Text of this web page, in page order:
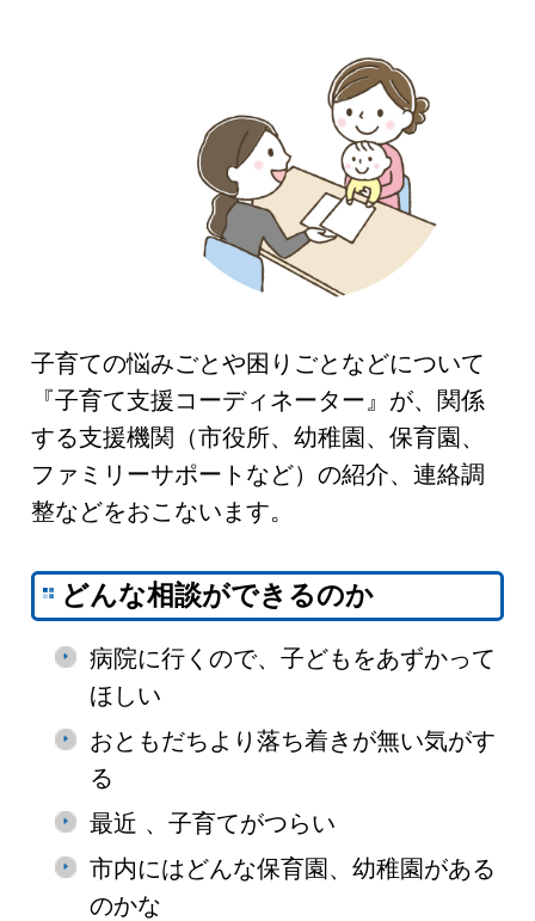
子育ての悩みごとや困りごとなどについて
『子育て支援コーディネーター』が、関係
する支援機関（市役所、幼稚園、保育園、
ファミリーサポートなど）の紹介、連絡調
整などをおこないます。
どんな相談ができるのか
病院に行くので、子どもをあずかって
ほしい
おともだちより落ち着きが無い気がす
る
最近 、子育てがつらい
市内にはどんな保育園、幼稚園がある
のかな